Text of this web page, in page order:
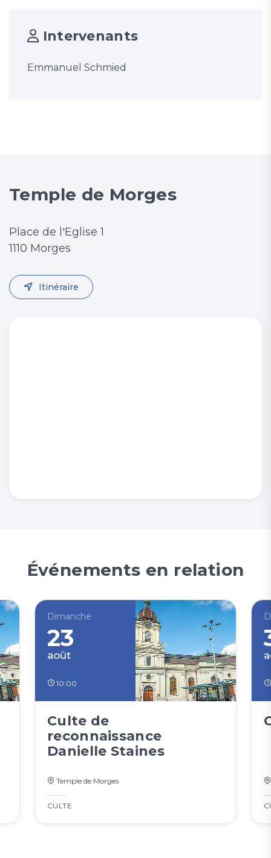
Intervenants
Emmanuel Schmied
Temple de Morges
Place de l'Eglise 1
1110 Morges
Itinéraire
Événements en relation
Dimanche
23
août
10:00
Culte de
reconnaissance
Danielle Staines
Temple de Morges
CULTE